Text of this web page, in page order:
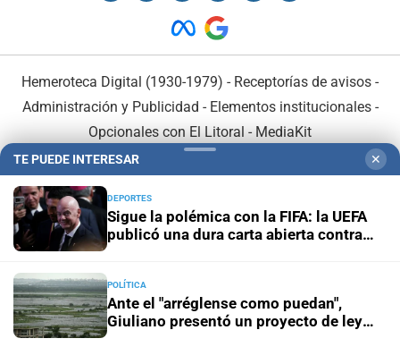
Hemeroteca Digital (1930-1979) - Receptorías de avisos -
Administración y Publicidad - Elementos institucionales-
Opcionales con El Litoral - MediaKit
En Asociación con:
TE PUEDE INTERESAR ✕
DEPORTES
Sigue la polémica con la FIFA: la UEFA
publicó una dura carta abierta contra
POLÍTICA
Ante el "arréglense como puedan",
Giuliano presentó un proyecto de ley